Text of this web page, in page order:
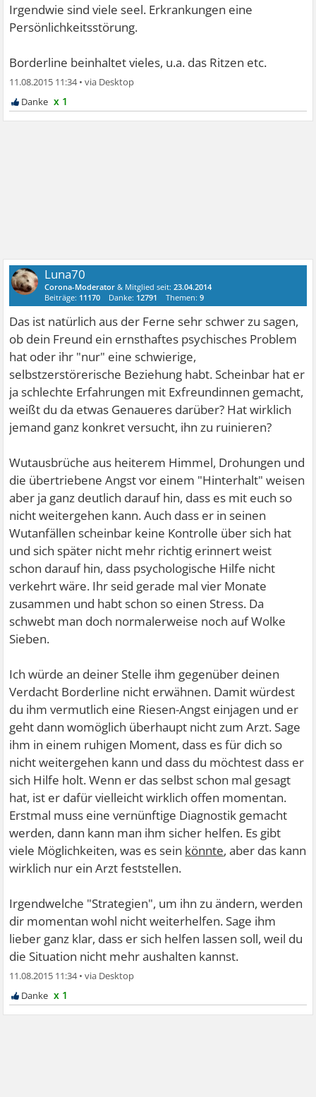
Irgendwie sind viele seel. Erkrankungen eine
Persönlichkeitsstörung.
Borderline beinhaltet vieles, u.a. das Ritzen etc.
11.08.2015 11:34•
x 1
Luna70
Corona-Moderator & Mitglied seit:23.04.2014
Beiträge: 11170 Danke: 12791 Themen:9
Das ist natürlich aus der Ferne sehr schwer zu sagen,
ob dein Freund ein ernsthaftes psychisches Problem
hat oder ihr "nur" eine schwierige,
selbstzerstörerische Beziehung habt. Scheinbar hat er
ja schlechte Erfahrungen mit Exfreundinnen gemacht,
weißt du da etwas Genaueres darüber? Hat wirklich
jemand ganz konkret versucht, ihn zu ruinieren?
Wutausbrüche aus heiterem Himmel, Drohungen und
die übertriebene Angst vor einem "Hinterhalt" weisen
aber ja ganz deutlich darauf hin, dass es mit euch so
nicht weitergehen kann. Auch dass er in seinen
Wutanfällen scheinbar keine Kontrolle über sich hat
und sich später nicht mehr richtig erinnert weist
schon darauf hin, dass psychologische Hilfe nicht
verkehrt wäre. Ihr seid gerade mal vier Monate
zusammen und habt schon so einen Stress. Da
schwebt man doch normalerweise noch auf Wolke
Sieben.
Ich würde an deiner Stelle ihm gegenüber deinen
Verdacht Borderline nicht erwähnen. Damit würdest
du ihm vermutlich eine Riesen-Angst einjagen und er
geht dann womöglich überhaupt nicht zum Arzt. Sage
ihm in einem ruhigen Moment, dass es für dich so
nicht weitergehen kann und dass du möchtest dass er
sich Hilfe holt. Wenn er das selbst schon mal gesagt
hat, ist er dafür vielleicht wirklich offen momentan.
Erstmal muss eine vernünftige Diagnostik gemacht
werden, dann kann man ihm sicher helfen. Es gibt
viele Möglichkeiten, was es sein könnte, aber das kann
wirklich nur ein Arzt feststellen.
Irgendwelche "Strategien", um ihn zu ändern, werden
dir momentan wohl nicht weiterhelfen. Sage ihm
lieber ganz klar, dass er sich helfen lassen soll, weil du
die Situation nicht mehr aushalten kannst.
11.08.2015 11:34•
x 1